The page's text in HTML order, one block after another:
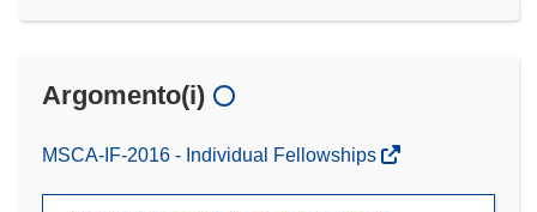
Argomento(i)
MSCA-IF-2016 - Individual Fellowships